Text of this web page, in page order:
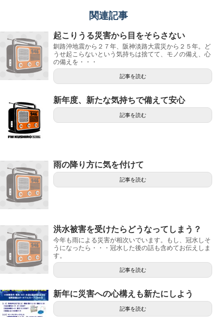
関連記事
起こりうる災害から目をそらさない
釧路沖地震から２７年、阪神淡路大震災から２５年。ど
うせ起こらないという気持ちは捨てて、モノの備え、心
の備えを・・・
記事を読む
新年度、新たな気持ちで備えて安心
記事を読む
雨の降り方に気を付けて
記事を読む
洪水被害を受けたらどうなってしまう？
今年も雨による災害が相次いでいます。もし、冠水しそ
うになったら・・・冠水した後の話も含めてお伝えしま
す。
記事を読む
新年に災害への心構えも新たにしよう
記事を読む